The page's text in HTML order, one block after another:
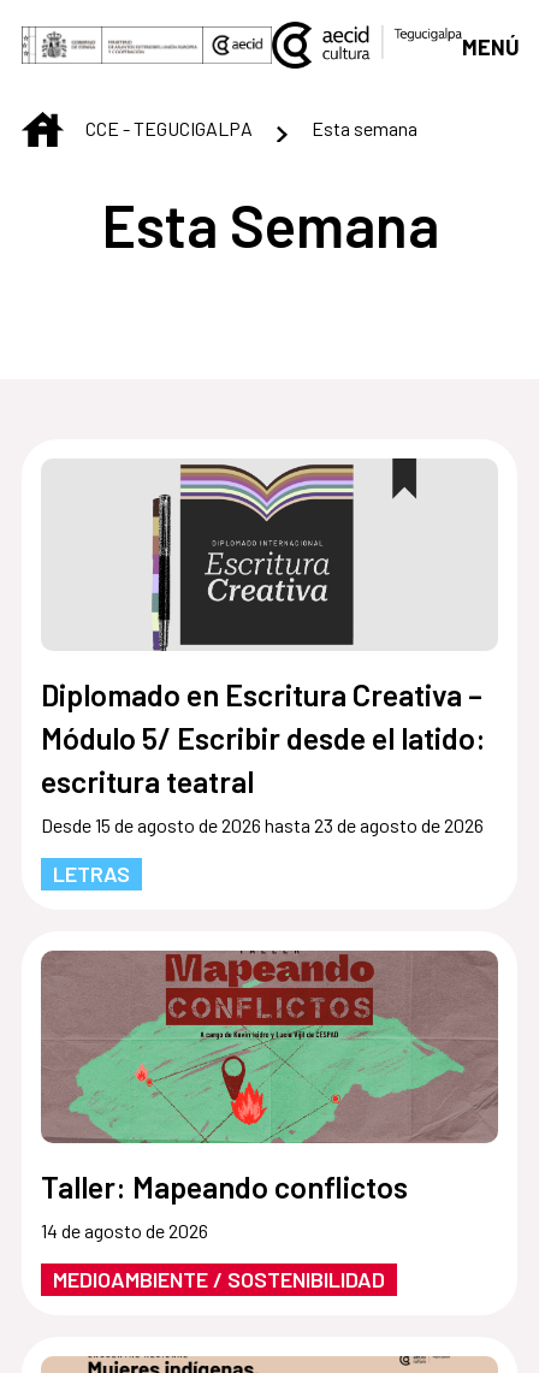
Saltar al contenido principal
MENÚ
INICIOCCE - TEGUCIGALPA Esta semana
Esta Semana
Diplomado en Escritura Creativa –
Módulo 5/ Escribir desde el latido:
escritura teatral
Desde 15 de agosto de 2026 hasta 23 de agosto de 2026
LETRAS
Taller: Mapeando conflictos
14 de agosto de 2026
MEDIOAMBIENTE / SOSTENIBILIDAD